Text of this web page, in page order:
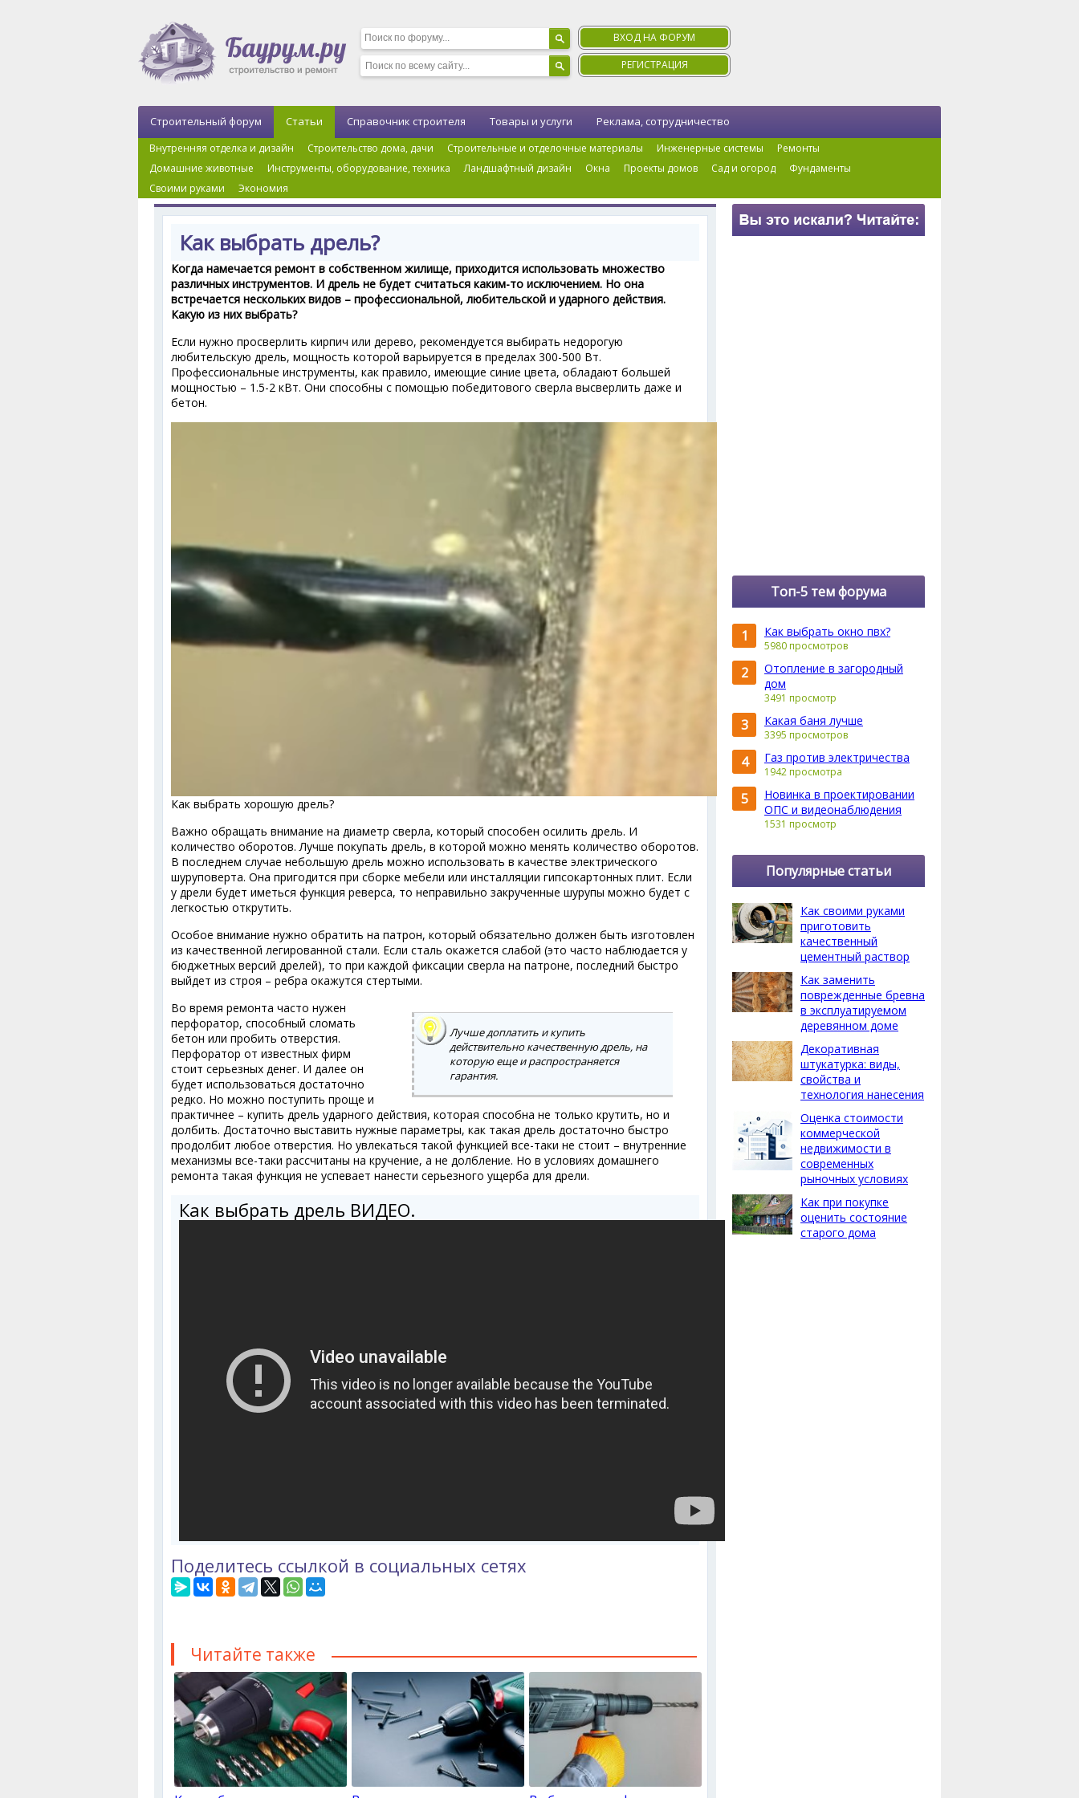
ВХОД НА ФОРУМ
РЕГИСТРАЦИЯ
Строительный форум Статьи
Внутренняя отделка и дизайн Строительство дома, дачи Строительные и отделочные материалы Инженерные системы
Ремонты
Домашние животные
Инструменты, оборудование, техника Ландшафтный дизайн Окна Проекты домов Сад и огород
Фундаменты
Своими руками
Экономия
Справочник строителя Товары и услуги Реклама, сотрудничество
Главная ›Инструменты, оборудование, техника
Как выбрать дрель?
Когда намечается ремонт в собственном жилище, приходится использовать множество
различных инструментов. И дрель не будет считаться каким-то исключением. Но она
встречается нескольких видов – профессиональной, любительской и ударного действия.
Какую из них выбрать?
Если нужно просверлить кирпич или дерево, рекомендуется выбирать недорогую
любительскую дрель, мощность которой варьируется в пределах 300-500 Вт.
Профессиональные инструменты, как правило, имеющие синие цвета, обладают большей
мощностью – 1.5-2 кВт. Они способны с помощью победитового сверла высверлить даже и
бетон.
Как выбрать хорошую дрель?
Важно обращать внимание на диаметр сверла, который способен осилить дрель. И
количество оборотов. Лучше покупать дрель, в которой можно менять количество оборотов.
В последнем случае небольшую дрель можно использовать в качестве электрического
шуруповерта. Она пригодится при сборке мебели или инсталляции гипсокартонных плит. Если
у дрели будет иметься функция реверса, то неправильно закрученные шурупы можно будет с
легкостью открутить.
Особое внимание нужно обратить на патрон, который обязательно должен быть изготовлен
из качественной легированной стали. Если сталь окажется слабой (это часто наблюдается у
бюджетных версий дрелей), то при каждой фиксации сверла на патроне, последний быстро
выйдет из строя – ребра окажутся стертыми.
Лучше доплатить и купить
действительно качественную дрель, на
которую еще и распространяется
гарантия.
Во время ремонта часто нужен
перфоратор, способный сломать
бетон или пробить отверстия.
Перфоратор от известных фирм
стоит серьезных денег. И далее он
будет использоваться достаточно
редко. Но можно поступить проще и
практичнее – купить дрель ударного действия, которая способна не только крутить, но и
долбить. Достаточно выставить нужные параметры, как такая дрель достаточно быстро
продолбит любое отверстия. Но увлекаться такой функцией все-таки не стоит – внутренние
механизмы все-таки рассчитаны на кручение, а не долбление. Но в условиях домашнего
ремонта такая функция не успевает нанести серьезного ущерба для дрели.
Как выбрать дрель ВИДЕО.
Поделитесь ссылкой в социальных сетях
Читайте также
Топ-5 тем форума
1 Как выбрать окно пвх?
5980 просмотров
2
Отопление в загородный
дом
3491 просмотр
3 Какая баня лучше
3395 просмотров
4 Газ против электричества
1942 просмотра
5
Новинка в проектировании
ОПС и видеонаблюдения
1531 просмотр
Популярные статьи
Как своими руками
приготовить
качественный
цементный раствор
Как заменить
поврежденные бревна
в эксплуатируемом
деревянном доме
Декоративная
штукатурка: виды,
свойства и
технология нанесения
Оценка стоимости
коммерческой
недвижимости в
современных
рыночных условиях
Как при покупке
оценить состояние
старого дома